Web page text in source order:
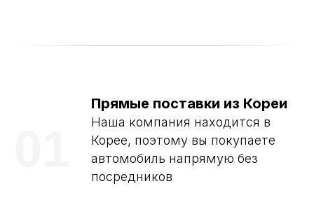
Прямые поставки из Кореи
Наша компания находится в
Корее, поэтому вы покупаете
автомобиль напрямую без
посредников